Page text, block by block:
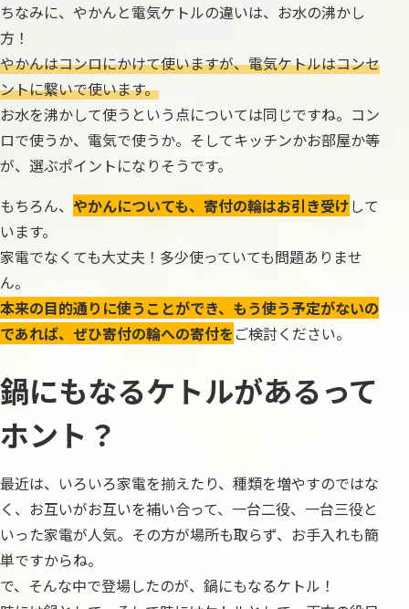
ちなみに、やかんと電気ケトルの違いは、お水の沸かし
方！
やかんはコンロにかけて使いますが、電気ケトルはコンセ
ントに繋いで使います。
お水を沸かして使うという点については同じですね。コン
ロで使うか、電気で使うか。そしてキッチンかお部屋か等
が、選ぶポイントになりそうです。
もちろん、 やかんについても、寄付の輪はお引き受けして
います。
家電でなくても大丈夫！多少使っていても問題ありませ
ん。
本来の目的通りに使うことができ、もう使う予定がないの
であれば、ぜひ寄付の輪への寄付をご検討ください。
鍋にもなるケトルがあるって
ホント？
最近は、いろいろ家電を揃えたり、種類を増やすのではな
く、お互いがお互いを補い合って、一台二役、一台三役と
いった家電が人気。その方が場所も取らず、お手入れも簡
単ですからね。
で、そんな中で登場したのが、鍋にもなるケトル！